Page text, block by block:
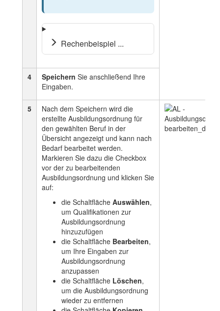
Rechenbeispiel ...
4 Speichern Sie anschließend Ihre
Eingaben.
5
Nach dem Speichern wird die
erstellte Ausbildungsordnung für
den gewählten Beruf in der
Übersicht angezeigt und kann nach
Bedarf bearbeitet werden.
Markieren Sie dazu die Checkbox
vor der zu bearbeitenden
Ausbildungsordnung und klicken Sie
auf:
die SchaltflächeAuswählen,
um Qualifikationen zur
Ausbildungsordnung
hinzuzufügen
die SchaltflächeBearbeiten,
um Ihre Eingaben zur
Ausbildungsordnung
anzupassen
die SchaltflächeLöschen,
um die Ausbildungsordnung
wieder zu entfernen